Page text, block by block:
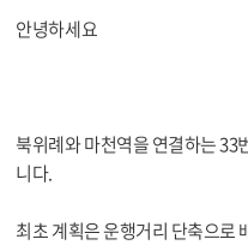
안녕하세요
북위례와 마천역을 연결하는 33
니다.
최초 계획은 운행거리 단축으로